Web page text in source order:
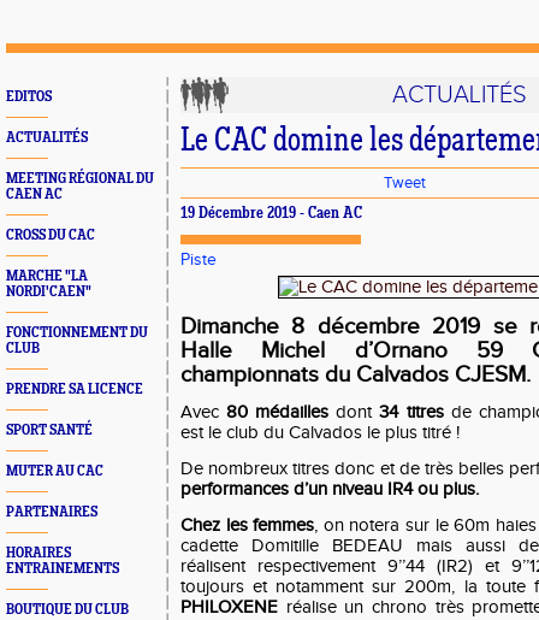
EDITOS
ACTUALITÉS
MEETING RÉGIONAL DU
CAEN AC
CROSS DU CAC
MARCHE "LA
NORDI'CAEN"
FONCTIONNEMENT DU
CLUB
PRENDRE SA LICENCE
SPORT SANTÉ
MUTER AU CAC
PARTENAIRES
HORAIRES
ENTRAINEMENTS
BOUTIQUE DU CLUB
ACTUALITÉS
Le CAC domine les
Tweet
19 Décembre 2019 - Caen AC
Piste
Dimanche 8 décembre 2019 se
Halle Michel d’Ornano 59
championnats du Calvados CJESM.
Avec80 médailles dont34 titresde
est le club du Calvados le plus titré !
De nombreux titres donc et de très belles
performances d’un niveau IR4 ou plus.
Chez les femmes, on notera sur le 60m
cadette Domitille BEDEAU mais aussi
réalisent respectivement 9’’44 (IR2) et
toujours et notamment sur 200m, la toute
PHILOXENE réalise un chrono très